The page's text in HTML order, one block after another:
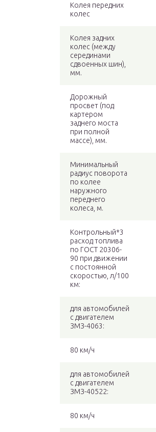
Колея передних
колес
Колея задних
колес (между
серединами
сдвоенных шин),
мм.
Дорожный
просвет (под
картером
заднего моста
при полной
массе), мм.
Минимальный
радиус поворота
по колее
наружного
переднего
колеса, м.
Контрольный*3
расход топлива
по ГОСТ 20306-
90 при движении
с постоянной
скоростью, л/100
км:
для автомобилей
с двигателем
ЗМЗ-4063:
80 км/ч
для автомобилей
с двигателем
ЗМЗ-40522:
80 км/ч